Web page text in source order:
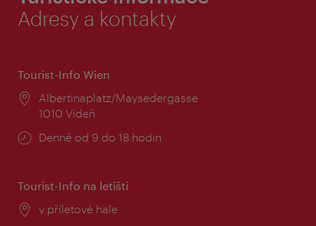
Adresy a kontakty
Tourist-Info Wien
Místo:
Albertinaplatz/Maysedergasse
1010 Vídeň
Provozní
Denně od 9 do 18 hodin
Tourist-Info na letišti
Místo:
v příletové hale